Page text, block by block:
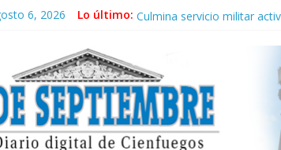
6, 2026 Lo último: Neo-macartismo gourmet
Otorgan Medalla de la
Es de nosotros
Convocan a segunda